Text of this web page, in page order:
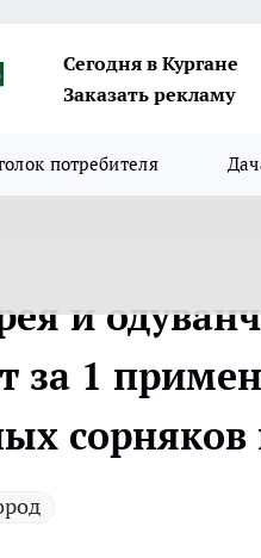
Сегодня в Кургане
Заказать рекламу
потребителя
и
за 1
сорняков